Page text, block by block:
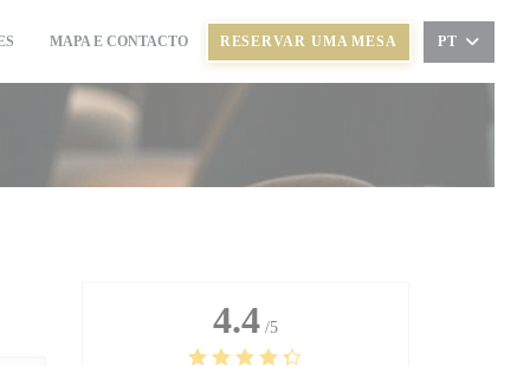
MAPA E CONTACTO RESERVAR UMA MESA PT
4.4 /5